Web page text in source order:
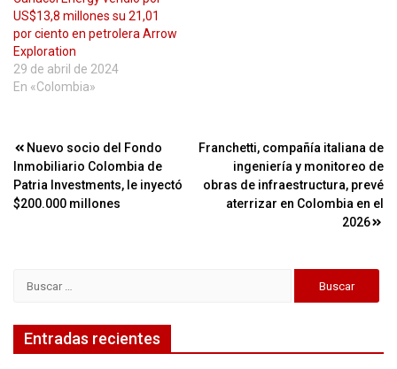
US$13,8 millones su 21,01
por ciento en petrolera Arrow
Exploration
29 de abril de 2024
En «Colombia»
Navegación
de
entradas
Nuevo socio del Fondo
Inmobiliario Colombia de
Patria Investments, le inyectó
$200.000 millones
Franchetti, compañía italiana de
ingeniería y monitoreo de
obras de infraestructura, prevé
aterrizar en Colombia en el
2026
Entradas recientes